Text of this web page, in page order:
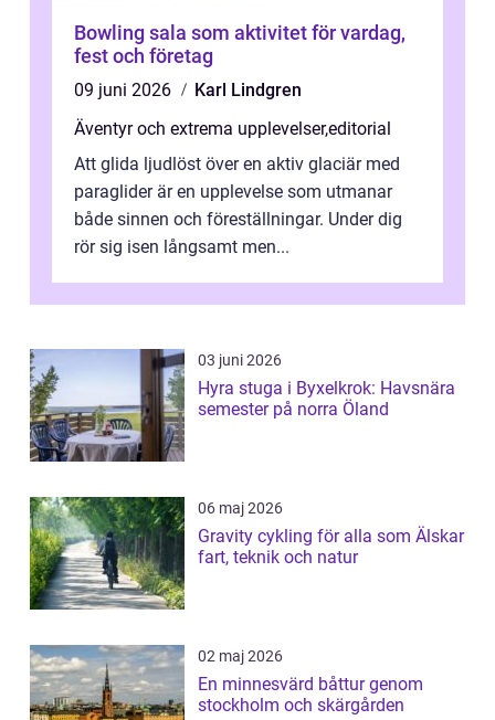
Bowling sala som aktivitet för vardag,
fest och företag
09 juni 2026
Karl Lindgren
Äventyr och extrema upplevelser,editorial
Att glida ljudlöst över en aktiv glaciär med
paraglider är en upplevelse som utmanar
både sinnen och föreställningar. Under dig
rör sig isen långsamt men...
03 juni 2026
Hyra stuga i Byxelkrok: Havsnära
semester på norra Öland
06 maj 2026
Gravity cykling för alla som Älskar
fart, teknik och natur
02 maj 2026
En minnesvärd båttur genom
stockholm och skärgården